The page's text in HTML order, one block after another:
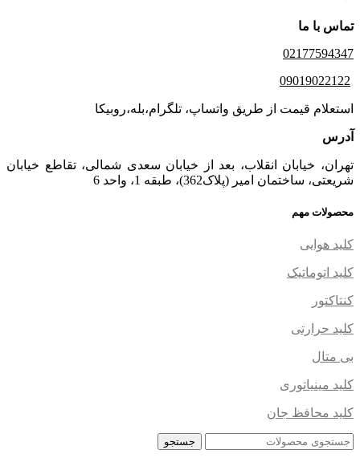
تماس با ما
02177594347
09019022122
استعلام قیمت از طریق واتساپ، تلگرام،بله،روبیکا
آدرس
تهران، خیابان انقلاب، بعد از خیابان سعدی شمالی، تقاطع خیابان
شریعتی، ساختمان امیر (پلاک362)، طبقه 1، واحد 6
محصولات مهم
کلید هوایی
کلید اتوماتیک
کنتاکتور
کلید حرارتی
بی متال
کلید مینیاتوری
کلید محافظ جان
جستجو